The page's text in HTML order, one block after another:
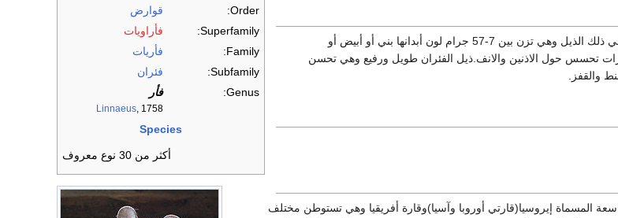
Order:
قوارض
Superfamily:
فأراويات
Family:
فأريات
Subfamily:
فئران
Genus:
فأر
Linnaeus, 1758
Species
أكثر من 30 نوع معروف
يتراوح طول الفئران بين 12 -21 سم بما في ذلك الذيل وهي تزن بين 7-57 جرام لون أبدانها بني أو أبيض أو
تحسس حول الاذنين والانف.ذيل الفئران طويل ورفيع وهي تحسن
والقفز.
المسماة إيروسيا(قارتي أوروبا وآسيا)وقارة أفريقيا وهي تستوطن مختلف